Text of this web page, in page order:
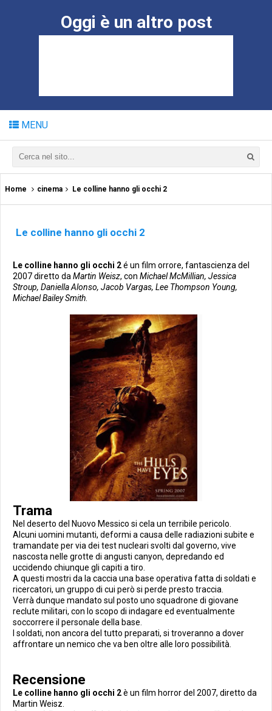
Oggi è un altro post
MENU
Home cinema Le colline hanno gli occhi 2
Le colline hanno gli occhi 2
Le colline hanno gli occhi 2é un film orrore, fantascienza del
2007 diretto da Martin Weisz, con Michael McMillian, Jessica
Stroup, Daniella Alonso, Jacob Vargas, Lee Thompson Young,
Michael Bailey Smith
Trama
Nel deserto del Nuovo Messico si cela un terribile pericolo.
Alcuni uomini mutanti, deformi a causa delle radiazioni subite e
tramandate per via dei test nucleari svolti dal governo, vive
nascosta nelle grotte di angusti canyon, depredando ed
uccidendo chiunque gli capiti a tiro.
A questi mostri da la caccia una base operativa fatta di soldati e
ricercatori, un gruppo di cui però si perde presto traccia.
Verrà dunque mandato sul posto uno squadrone di giovane
reclute militari, con lo scopo di indagare ed eventualmente
soccorrere il personale della base.
I soldati, non ancora del tutto preparati, si troveranno a dover
affrontare un nemico che va ben oltre alle loro possibilità.
Recensione
Le colline hanno gli occhi 2è un film horror del 2007, diretto da
Martin Weisz.